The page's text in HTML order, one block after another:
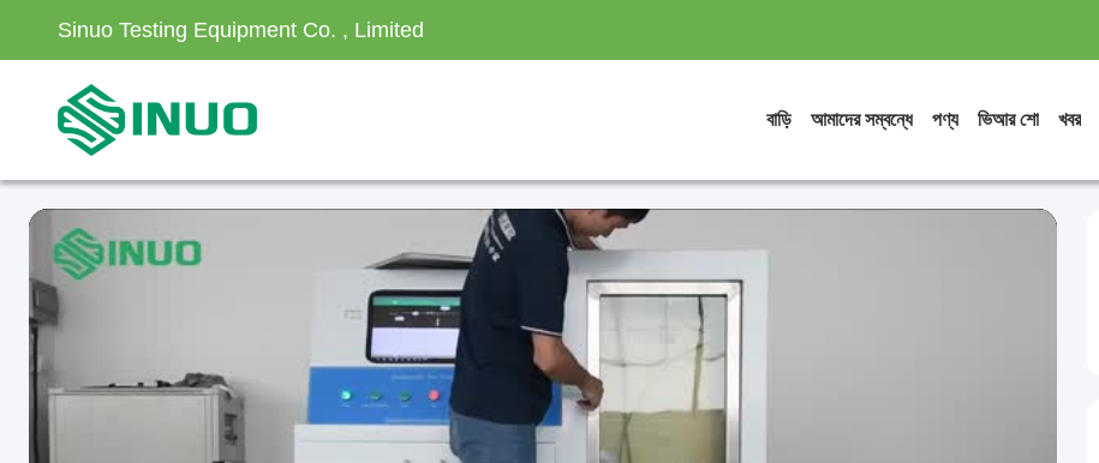
Sinuo Testing Equipment Co. , Limited
বাড়ি আমাদের সম্বন্ধে পণ্য ভিআর শো খবর